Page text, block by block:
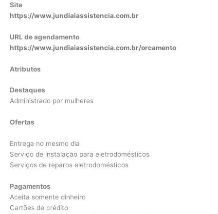
Site
https://www.jundiaiassistencia.com.br
URL de agendamento
https://www.jundiaiassistencia.com.br/orcamento
Atributos
Destaques
Administrado por mulheres
Ofertas
Entrega no mesmo dia
Serviço de instalação para eletrodomésticos
Serviços de reparos eletrodomésticos
Pagamentos
Aceita somente dinheiro
Cartões de crédito